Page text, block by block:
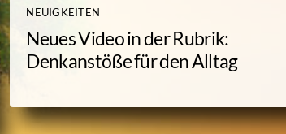
NEUIGKEITEN
Neues Video in der Rubrik:
Denkanstöße für den Alltag